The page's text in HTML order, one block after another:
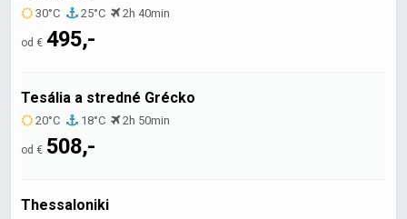
30°C 25°C 2h 40min
od € 495,-
Tesália a stredné Grécko
20°C 18°C 2h 50min
od € 508,-
Thessaloniki